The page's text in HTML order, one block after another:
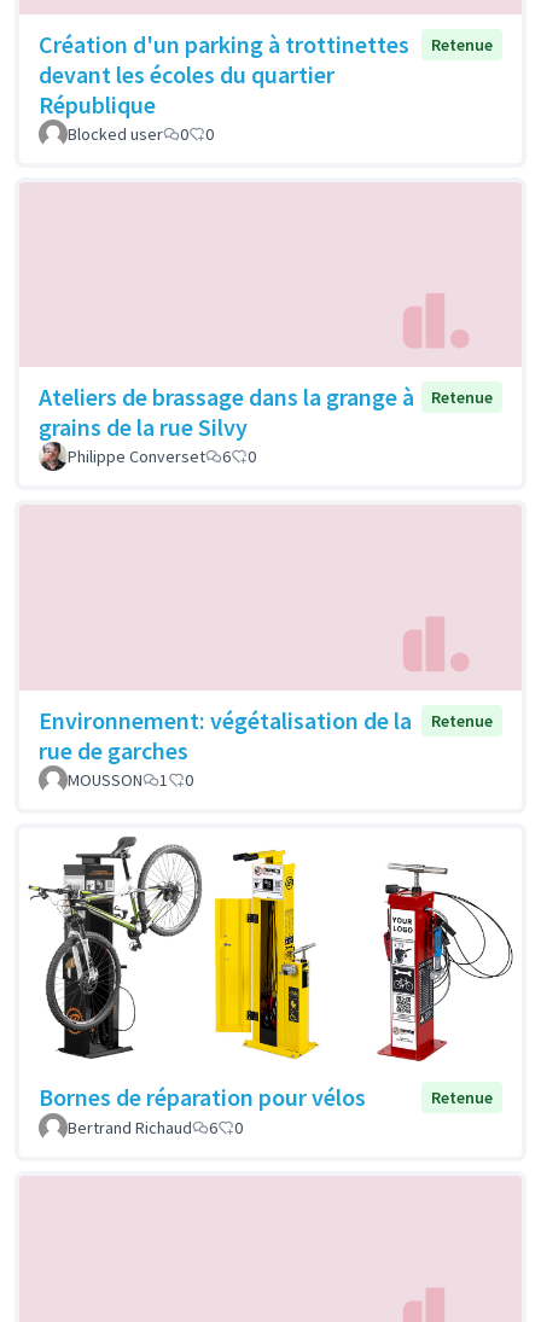
Création d'un parking à trottinettes
devant les écoles du quartier
République
Retenue
Blocked user 0 0
Ateliers de brassage dans la grange à
grains de la rue Silvy
Retenue
Philippe Converset 6 0
Environnement: végétalisation de la
rue de garches
Retenue
MOUSSON 1 0
Bornes de réparation pour vélos
Retenue
Bertrand Richaud
6 0